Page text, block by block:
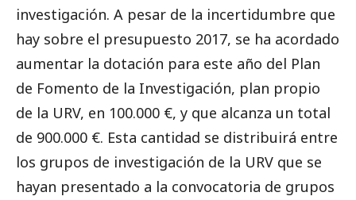
investigación. A pesar de la incertidumbre que
hay sobre el presupuesto 2017, se ha acordado
aumentar la dotación para este año del Plan
de Fomento de la Investigación, plan propio
de la URV, en 100.000 €, y que alcanza un total
de 900.000 €. Esta cantidad se distribuirá entre
los grupos de investigación de la URV que se
hayan presentado a la convocatoria de grupos